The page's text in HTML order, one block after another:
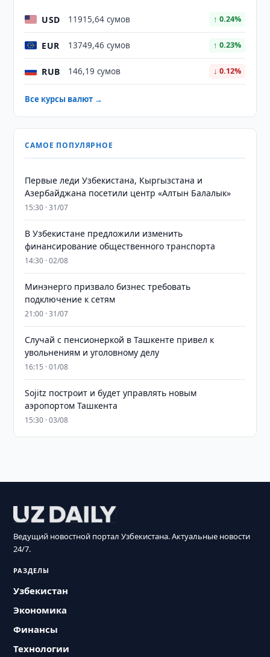
USD 11915,64 сумов ↑ 0.24%
EUR 13749,46 сумов ↑ 0.23%
RUB 146,19 сумов ↓ 0.12%
Все курсы валют →
САМОЕ ПОПУЛЯРНОЕ
Первые леди Узбекистана, Кыргызстана и
Азербайджана посетили центр «Алтын Балалык»
15:30 · 31/07
В Узбекистане предложили изменить
финансирование общественного транспорта
14:30 · 02/08
Минэнерго призвало бизнес требовать
подключение к сетям
21:00 · 31/07
Случай с пенсионеркой в Ташкенте привел к
увольнениям и уголовному делу
16:15 · 01/08
Sojitz построит и будет управлять новым
аэропортом Ташкента
15:30 · 03/08
Ведущий новостной портал Узбекистана. Актуальные новости
24/7.
РАЗДЕЛЫ
Узбекистан
Экономика
Финансы
Технологии